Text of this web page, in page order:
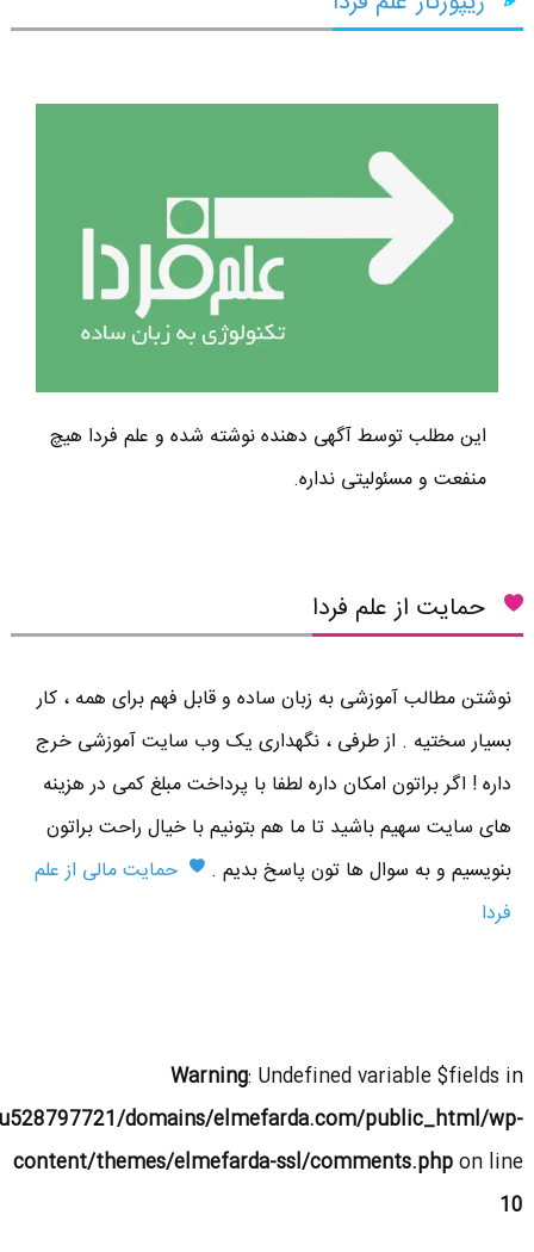
این مطلب توسط آگهی دهنده نوشته شده و علم فردا هیچ
منفعت و مسئولیتی نداره.
حمایت از علم فردا
نوشتن مطالب آموزشی به زبان ساده و قابل فهم برای همه ، کار
بسیار سختیه . از طرفی ، نگهداری یک وب سایت آموزشی خرج
داره ! اگر براتون امکان داره لطفا با پرداخت مبلغ کمی در هزینه
های سایت سهیم باشید تا ما هم بتونیم با خیال راحت براتون
بنویسیم و به سوال ها تون پاسخ بدیم .
حمایت مالی از علم
فردا
Warning: Undefined variable $fields in
domains/elmefarda.com/public_html/wp-
content/themes/elmefarda-ssl/comments.phpon line
10